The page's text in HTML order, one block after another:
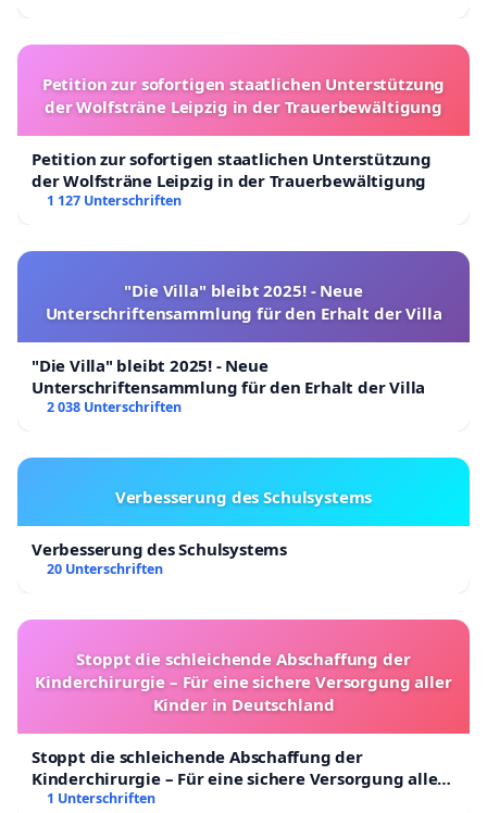
Petition zur sofortigen staatlichen Unterstützung
der Wolfsträne Leipzig in der Trauerbewältigung
Petition zur sofortigen staatlichen Unterstützung
der Wolfsträne Leipzig in der Trauerbewältigung
1 127 Unterschriften
"Die Villa" bleibt 2025! - Neue
Unterschriftensammlung für den Erhalt der Villa
"Die Villa" bleibt 2025! - Neue
Unterschriftensammlung für den Erhalt der Villa
2 038 Unterschriften
Verbesserung des Schulsystems
Verbesserung des Schulsystems
20 Unterschriften
Stoppt die schleichende Abschaffung der
Kinderchirurgie – Für eine sichere Versorgung aller
Kinder in Deutschland
Stoppt die schleichende Abschaffung der
Kinderchirurgie – Für eine sichere Versorgung aller
Kinder in Deutschland
1 Unterschriften